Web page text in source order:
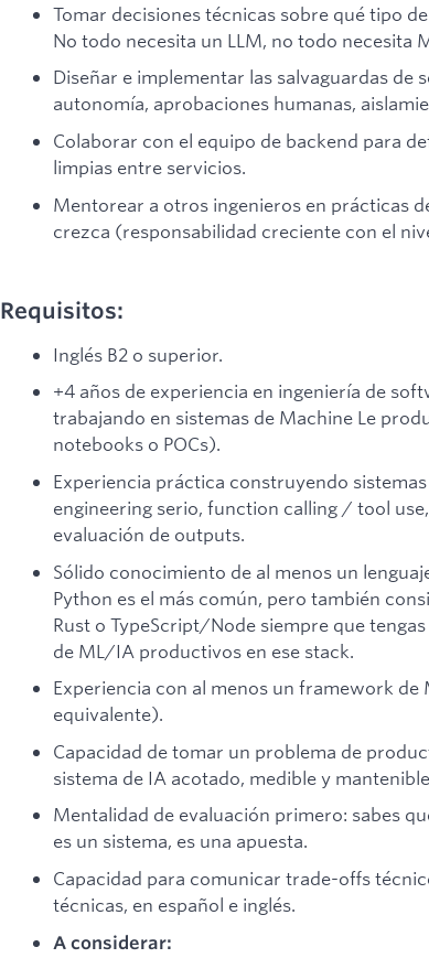
Tomar decisiones técnicas sobre qué tipo
No todo necesita un LLM, no todo necesita
Diseñar e implementar las salvaguardas de
autonomía, aprobaciones humanas,
Colaborar con el equipo de backend para
limpias entre servicios.
Mentorear a otros ingenieros en prácticas
crezca (responsabilidad creciente con el
Requisitos:
Inglés B2 o superior.
+4 años de experiencia en ingeniería de
trabajando en sistemas de Machine Le
notebooks o POCs).
Experiencia práctica construyendo
engineering serio, function calling / tool
evaluación de outputs.
Sólido conocimiento de al menos un
Python es el más común, pero también
Rust o TypeScript/Node siempre que
de ML/IA productivos en ese stack.
Experiencia con al menos un framework de
equivalente).
Capacidad de tomar un problema de
sistema de IA acotado, medible y
Mentalidad de evaluación primero: sabes
es un sistema, es una apuesta.
Capacidad para comunicar trade-offs
técnicas, en español e inglés.
A considerar: